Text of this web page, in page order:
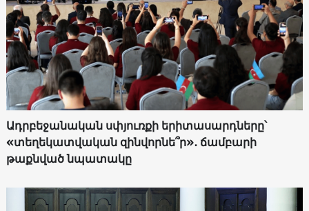
Ադրբեջանական սփյուռքի երիտասարդները՝
«տեղեկատվական զինվորնե՞ր»․ ճամբարի
թաքնված նպատակը